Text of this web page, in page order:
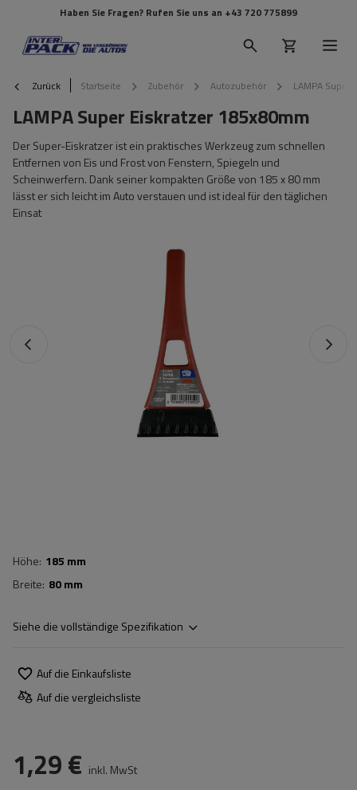
Haben Sie Fragen? Rufen Sie uns an +43 720 775899
Zurück Startseite Zubehör Autozubehör LAMPA Super
LAMPA Super Eiskratzer 185x80mm
Der Super-Eiskratzer ist ein praktisches Werkzeug zum schnellen
Entfernen von Eis und Frost von Fenstern, Spiegeln und
Scheinwerfern. Dank seiner kompakten Größe von 185 x 80 mm
lässt er sich leicht im Auto verstauen und ist ideal für den täglichen
Einsat
Höhe 185 mm
Breite 80 mm
Siehe die vollständige Spezifikation
Auf die Einkaufsliste
Auf die vergleichsliste
1,29 € inkl. MwSt